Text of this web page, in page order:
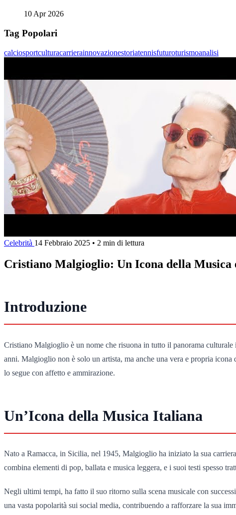
10 Apr 2026
Tag Popolari
calciosportculturacarrierainnovazionestoriatennisfuturoturismoanalisi
Celebrità 14 Febbraio 2025 • 2 min di lettura
Cristiano Malgioglio: Un Icona della Musica
Introduzione
Cristiano Malgioglio è un nome che risuona in tutto il panorama
anni. Malgioglio non è solo un artista, ma anche una vera e propria
lo segue con affetto e ammirazione.
Un’Icona della Musica Italiana
Nato a Ramacca, in Sicilia, nel 1945, Malgioglio ha iniziato la sua
combina elementi di pop, ballata e musica leggera, e i suoi testi spesso
Negli ultimi tempi, ha fatto il suo ritorno sulla scena musicale con
una vasta popolarità sui social media, contribuendo a rafforzare la sua